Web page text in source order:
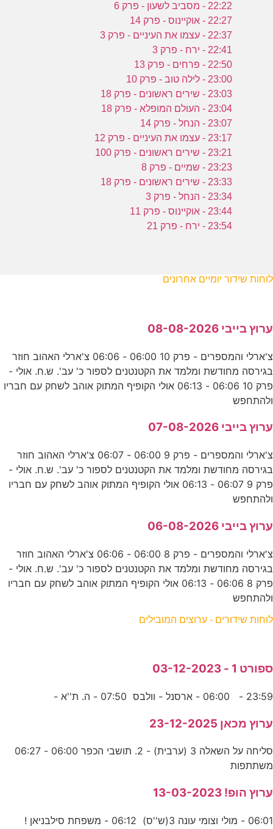
22:22 - מסביב לשעון - פרק 6
22:27 - אוקיינוס - פרק 14
22:37 - עצמו את העיניים - פרק 3
22:41 - ירח - פרק 3
22:50 - פרחים - פרק 13
23:00 - לילה טוב - פרק 10
23:03 - שירים ראשונים - פרק 18
23:04 - העולם המופלא - פרק 18
23:07 - הנחל - פרק 14
23:17 - עצמו את העיניים - פרק 12
23:21 - שירים ראשונים - פרק 100
23:23 - שמיים - פרק 8
23:33 - שירים ראשונים - פרק 18
23:34 - הנחל - פרק 3
23:44 - אוקיינוס - פרק 11
23:54 - ירח - פרק 21
לוחות שידור יומיים אחרונים
ערוץ בייבי 08-08-2026
צ'ארלי והמספרים - פרק 10 06:00 - 06:06 צ'ארלי האהוב חוזר
בגירסה מחודשת ומלמד את הקטנטנים לספור כ' עב'. ש.ח. אולי -
פרק 10 06:06 - 06:13 אולי הקופיף המתוק אוהב לשחק עם חבריו
ולהתחפש
ערוץ בייבי 07-08-2026
צ'ארלי והמספרים - פרק 9 06:00 - 06:07 צ'ארלי האהוב חוזר
בגירסה מחודשת ומלמד את הקטנטנים לספור כ' עב'. ש.ח. אולי -
פרק 9 06:07 - 06:13 אולי הקופיף המתוק אוהב לשחק עם חבריו
ולהתחפש
ערוץ בייבי 06-08-2026
צ'ארלי והמספרים - פרק 8 06:00 - 06:06 צ'ארלי האהוב חוזר
בגירסה מחודשת ומלמד את הקטנטנים לספור כ' עב'. ש.ח. אולי -
פרק 8 06:06 - 06:13 אולי הקופיף המתוק אוהב לשחק עם חבריו
ולהתחפש
לוחות שידורים - ערוצים המובילים
ספורט 1 - 03-12-2023
23:59 - 06:00 - ארסנל - וולבס 07:50 - ה. ת''א -
ערוץ מכאן 23-12-2025
סליחה על השאלה 3 (ערבית) - 2. תושבי הכפר 06:00 - 06:27
משתתפות
ערוץ הופ! 13-03-2023
06:01 - מולי וצומי עונה 3(ש''ס) 06:12 - משפחת סילבניאן !